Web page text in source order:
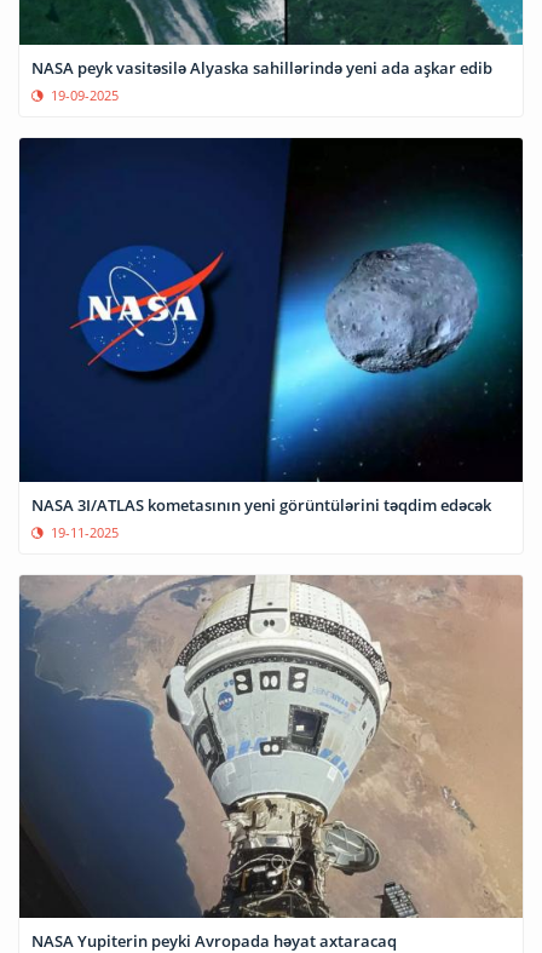
NASA peyk vasitəsilə Alyaska sahillərində yeni ada aşkar edib
19-09-2025
NASA 3I/ATLAS kometasının yeni görüntülərini təqdim edəcək
19-11-2025
NASA Yupiterin peyki Avropada həyat axtaracaq